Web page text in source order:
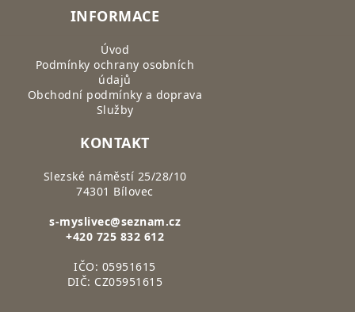
INFORMACE
Úvod
Podmínky ochrany osobních
údajů
Obchodní podmínky a doprava
Služby
KONTAKT
Slezské náměstí 25/28/10
74301 Bílovec
s-myslivec@seznam.cz
+420 725 832 612
IČO: 05951615
DIČ: CZ05951615